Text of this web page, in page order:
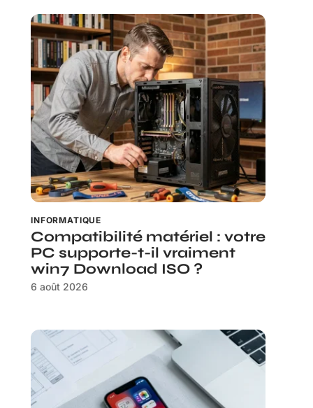
INFORMATIQUE
Compatibilité matériel : votre
PC supporte-t-il vraiment
win7 Download ISO ?
6 août 2026